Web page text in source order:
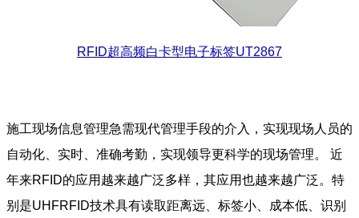
RFID超高频白卡型电子标签UT2867
施工现场信息管理急需现代管理手段的介入，实现现场人员的
自动化、实时、准确考勤，实现领导更科学的现场管理。 近
年来RFID的应用越来越广泛多样，其应用也越来越广泛。特
别是UHFRFID技术具有读取距离远、标签小、成本低、识别